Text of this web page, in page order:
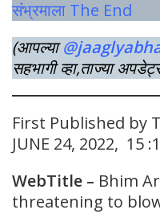
संभ्रमाला The End
(आपल्या
सहभागी व्हा,ताज्या
First Published by
JUNE 24, 2022, 15
WebTitle – Bhim
threatening to